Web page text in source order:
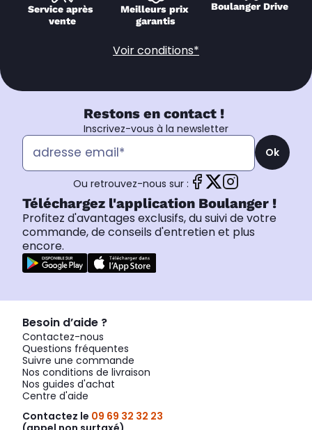
Service après
vente
Meilleurs prix
garantis
Boulanger Drive
Voir conditions*
Restons en contact !
Inscrivez-vous à la newsletter
Ok
Ou retrouvez-nous sur :
Téléchargez l'application Boulanger !
Profitez d'avantages exclusifs, du suivi de votre
commande, de conseils d'entretien et plus
encore.
Besoin d’aide ?
Contactez-nous
Questions fréquentes
Suivre une commande
Nos conditions de livraison
Nos guides d'achat
Centre d'aide
Contactez le 09 69 32 32 23